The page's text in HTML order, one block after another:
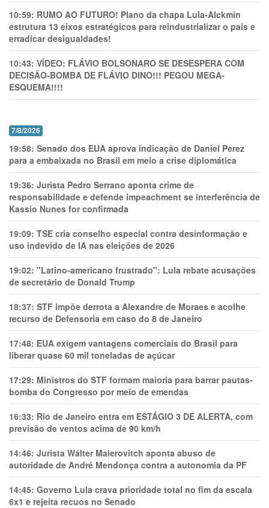
10:59: RUMO AO FUTURO! Plano da chapa Lula-Alckmin
estrutura 13 eixos estratégicos para reindustrializar o país e
erradicar desigualdades!
10:43: VÍDEO: FLÁVIO BOLSONARO SE DESESPERA COM
DECISÃO-BOMBA DE FLÁVIO DINO!!! PEGOU MEGA-
ESQUEMA!!!!
7/8/2026
19:58: Senado dos EUA aprova indicação de Daniel Perez
para a embaixada no Brasil em meio a crise diplomática
19:36: Jurista Pedro Serrano aponta crime de
responsabilidade e defende impeachment se interferência de
Kassio Nunes for confirmada
19:09: TSE cria conselho especial contra desinformação e
uso indevido de IA nas eleições de 2026
19:02: "Latino-americano frustrado": Lula rebate acusações
de secretário de Donald Trump
18:37: STF impõe derrota a Alexandre de Moraes e acolhe
recurso de Defensoria em caso do 8 de Janeiro
17:48: EUA exigem vantagens comerciais do Brasil para
liberar quase 60 mil toneladas de açúcar
17:29: Ministros do STF formam maioria para barrar pautas-
bomba do Congresso por meio de emendas
16:33: Rio de Janeiro entra em ESTÁGIO 3 DE ALERTA, com
previsão de ventos acima de 90 km/h
14:46: Jurista Wálter Maierovitch aponta abuso de
autoridade de André Mendonça contra a autonomia da PF
14:45: Governo Lula crava prioridade total no fim da escala
6x1 e rejeita recuos no Senado